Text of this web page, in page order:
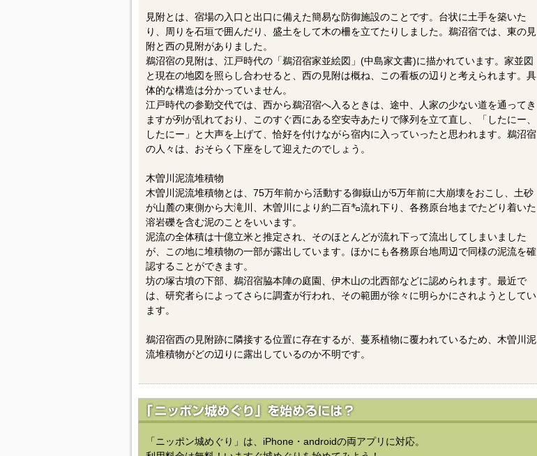
見附とは、宿場の入口と出口に備えた簡易な防御施設のことです。台状に土手を築いた
り、周りを石垣で囲んだり、盛土をして木の柵を立てたりしました。鵜沼宿では、東の見
附と西の見附がありました。
鵜沼宿の見附は、江戸時代の「鵜沼宿家並絵図」(中島家文書)に描かれています。家並図
と現在の地図を照らし合わせると、西の見附は概ね、この看板の辺りと考えられます。具
体的な構造は分かっていません。
江戸時代の参勤交代では、西から鵜沼宿へ入るときは、途中、人家の少ない道を通ってき
ますが列が乱れており、このすぐ西にある空安寺あたりで隊列を立て直し、「したにー、
したにー」と大声を上げて、恰好を付けながら宿内に入っていったと思われます。鵜沼宿
の人々は、おそらく下座をして迎えたのでしょう。
木曽川泥流堆積物
木曽川泥流堆積物とは、75万年前から活動する御嶽山が5万年前に大崩壊をおこし、土砂
が山麓の東側から大滝川、木曽川により約二百㌔流れ下り、各務原台地までたどり着いた
溶岩礫を含む泥のことをいいます。
泥流の全体積は十億立米と推定され、そのほとんどが流れ下って流出してしまいました
が、この地に堆積物の一部が露出しています。ほかにも各務原台地周辺で同様の泥流を確
認することができます。
坊の塚古墳の下部、鵜沼宿脇本陣の庭園、伊木山の北西部などに認められます。最近で
は、研究者らによってさらに調査が行われ、その範囲が徐々に明らかにされようとしてい
ます。
鵜沼宿西の見附跡に隣接する位置に存在するが、蔓系植物に覆われているため、木曽川泥
流堆積物がどの辺りに露出しているのか不明です。
「ニッポン城めぐり」は、iPhone・androidの両アプリに対応。